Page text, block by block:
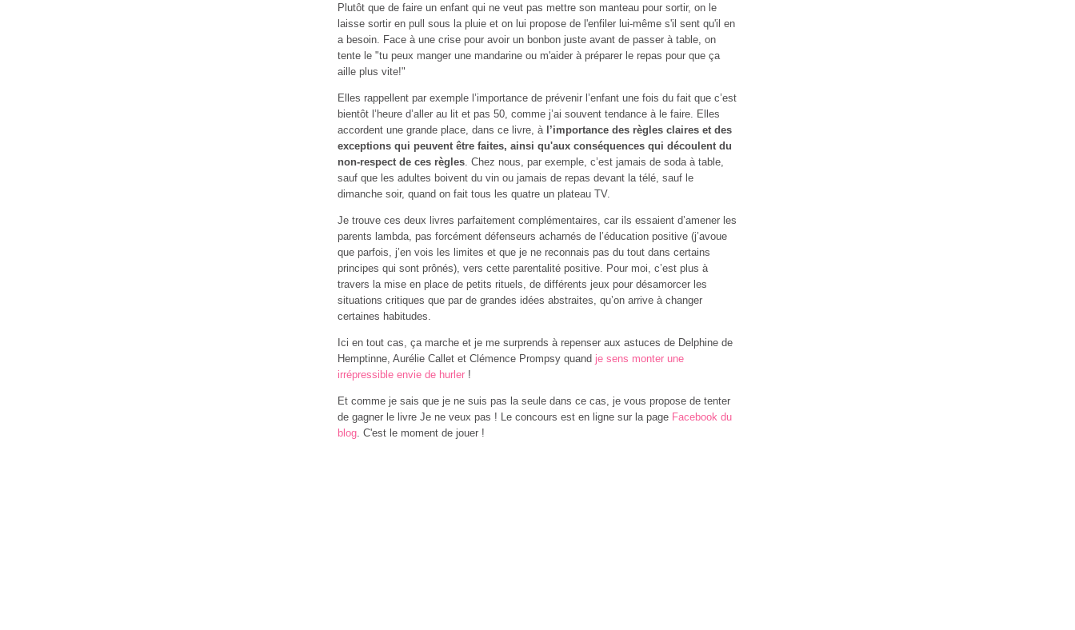
Plutôt que de faire un enfant qui ne veut pas mettre son manteau pour sortir, on le
laisse sortir en pull sous la pluie et on lui propose de l'enfiler lui-même s'il sent qu'il en
a besoin. Face à une crise pour avoir un bonbon juste avant de passer à table, on
tente le "tu peux manger une mandarine ou m'aider à préparer le repas pour que ça
aille plus vite!"
Elles rappellent par exemple l’importance de prévenir l’enfant une fois du fait que c’est
bientôt l’heure d’aller au lit et pas 50, comme j’ai souvent tendance à le faire. Elles
accordent une grande place, dans ce livre, à l’importance des règles claires et des
exceptions qui peuvent être faites, ainsi qu'aux conséquences qui découlent du
non-respect de ces règles . Chez nous, par exemple, c’est jamais de soda à table,
sauf que les adultes boivent du vin ou jamais de repas devant la télé, sauf le
dimanche soir, quand on fait tous les quatre un plateau TV.
Je trouve ces deux livres parfaitement complémentaires, car ils essaient d’amener les
parents lambda, pas forcément défenseurs acharnés de l’éducation positive (j’avoue
que parfois, j’en vois les limites et que je ne reconnais pas du tout dans certains
principes qui sont prônés), vers cette parentalité positive. Pour moi, c’est plus à
travers la mise en place de petits rituels, de différents jeux pour désamorcer les
situations critiques que par de grandes idées abstraites, qu’on arrive à changer
certaines habitudes.
Ici en tout cas, ça marche et je me surprends à repenser aux astuces de Delphine de
Hemptinne, Aurélie Callet et Clémence Prompsy quand je sens monter une
irrépressible envie de hurler !
Et comme je sais que je ne suis pas la seule dans ce cas, je vous propose de tenter
de gagner le livre Je ne veux pas ! Le concours est en ligne sur la page Facebook du
blog . C'est le moment de jouer !